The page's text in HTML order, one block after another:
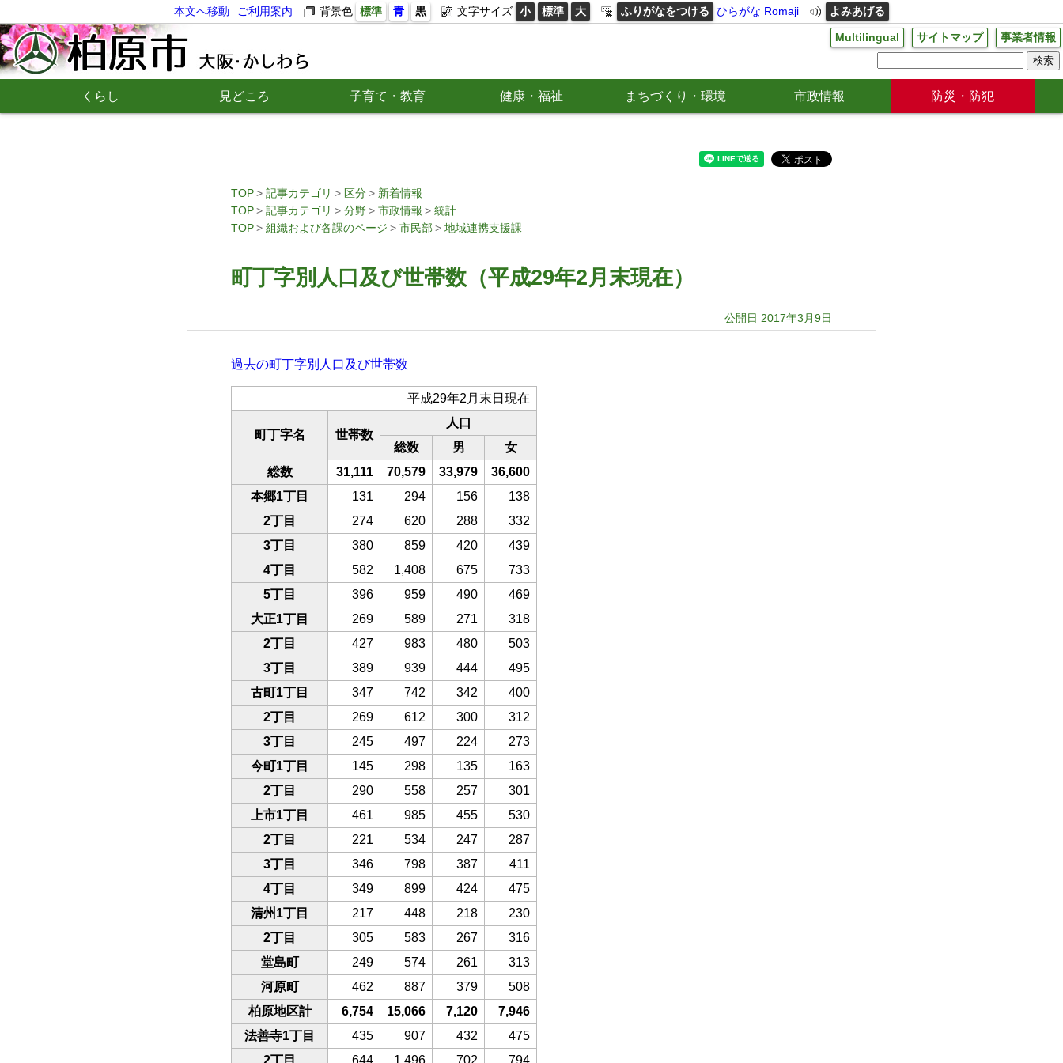
本文へ移動 ご利用案内 背景色 標準 青 黒 文字サイズ 小 標準 大 ふりがなをつける ひらがな Romaji よみあげる
Multilingual サイトマップ 事業者情報
くらし 見どころ 子育て・教育 健康・福祉 まちづくり・環境 市政情報 防災・防犯
TOP 記事カテゴリ 区分
新着情報
TOP
記事カテゴリ 分野 市政情報
統計
TOP
組織および各課のページ 市民部 地域連携支援課
町丁字別人口及び世帯数（平成29年2月末現在）
公開日 2017年3月9日
過去の町丁字別人口及び世帯数
平成29年2月末日現在
町丁字名 世帯数
人口
総数
男
女
総数
31,111 70,579 33,979
36,600
本郷1丁目
131 294 156
138
2丁目
274 620 288
332
3丁目
380 859 420
439
4丁目
582 1,408 675
733
5丁目
396 959 490
469
大正1丁目
269 589 271
318
2丁目
427 983 480
503
3丁目
389 939 444
495
古町1丁目
347 742 342
400
2丁目
269 612 300
312
3丁目
245 497 224
273
今町1丁目
145 298 135
163
2丁目
290 558 257
301
上市1丁目
461 985 455
530
2丁目
221 534 247
287
3丁目
346 798 387
411
4丁目
349 899 424
475
清州1丁目
217 448 218
230
2丁目
305 583 267
316
堂島町
249 574 261
313
河原町
462 887 379
508
柏原地区計
6,754 15,066 7,120
7,946
法善寺1丁目
435 907 432
475
2丁目
644 1,496 702 794